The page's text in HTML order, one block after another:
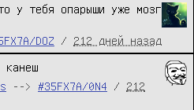
у тебя опарыши уже мозг
DOZ / 212 дней назад
канеш
--> #35FX7A/0N4 / 212